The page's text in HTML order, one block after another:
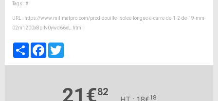
Tags :#
URL : https://www.millmatpro.com/prod-douille-isolee-longue-a-carre-de-1-2-de-19-mm-
02m1200x8plN0ywd66xL.html
PartagerFacebook
21€82 18